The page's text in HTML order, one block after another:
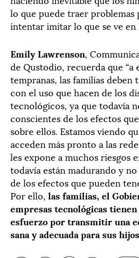
lo que puede traer problemas
intentar imitar lo que se ve en
Emily Lawrenson,
de Qustodio, recuerda que “a
tempranas, las familias deben
con el uso que hacen de los
tecnológicos, ya que todavía
conscientes de los efectos
sobre ellos. Estamos viendo
acceden más pronto a las
les expone a muchos riesgos
todavía están madurando y
de los efectos que pueden
Por ello, las familias, el
empresas tecnológicas
esfuerzo por transmitir una
sana y adecuada para sus hijos